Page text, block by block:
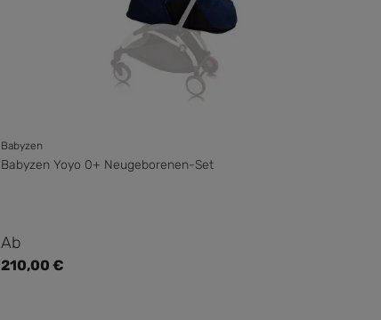
Babyzen
Babyzen Yoyo 0+ Neugeborenen-Set
Regulärer Preis:
Ab
210,00 €